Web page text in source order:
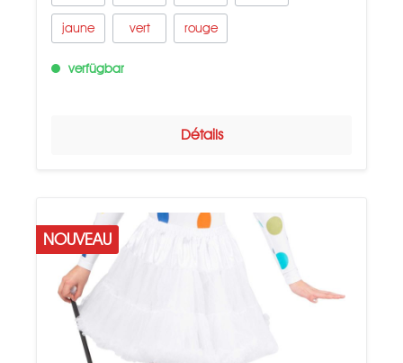
jaune vert rouge
verfügbar
Détails
NOUVEAU